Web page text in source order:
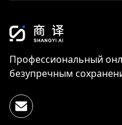
Профессиональный
безупречным